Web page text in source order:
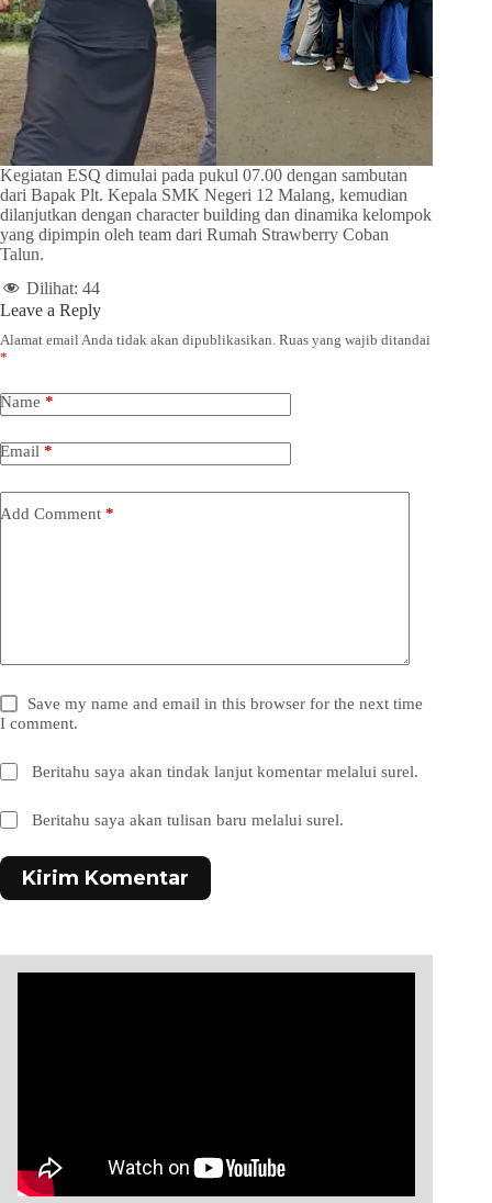
Kegiatan ESQ dimulai pada pukul 07.00 dengan sambutan
dari Bapak Plt. Kepala SMK Negeri 12 Malang, kemudian
dilanjutkan dengan character building dan dinamika kelompok
yang dipimpin oleh team dari Rumah Strawberry Coban
Talun.
Dilihat: 44
Leave a Reply
Alamat email Anda tidak akan dipublikasikan. Ruas yang wajib ditandai
*
Name *
Email *
Add Comment *
Save my name and email in this browser for the next time
I comment.
Beritahu saya akan tindak lanjut komentar melalui surel.
Beritahu saya akan tulisan baru melalui surel.
Kirim Komentar